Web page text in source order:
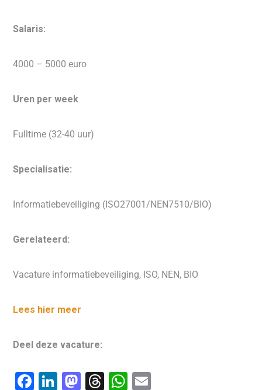
Salaris:
4000 – 5000 euro
Uren per week
Fulltime (32-40 uur)
Specialisatie:
Informatiebeveiliging (ISO27001/NEN7510/BIO)
Gerelateerd:
Vacature informatiebeveiliging, ISO, NEN, BIO
Lees hier meer
Deel deze vacature:
F
Li M T
W